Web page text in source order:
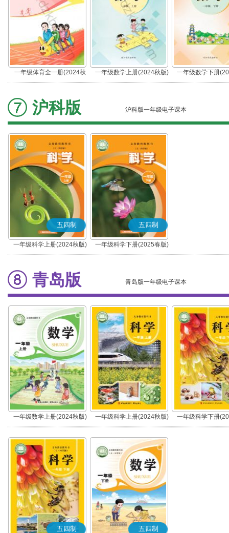
一年级体育全一册(2024秋
版)
一年级数学上册(2024秋版) 一年级数学下册
沪科版 沪科版一年级电子课本
五四制
一年级科学上册(2024秋版)
五四制
一年级科学下册(2025春版)
青岛版 青岛版一年级电子课本
一年级数学上册(2024秋版) 一年级科学上册(2024秋版) 一年级科学下册
五四制 五四制